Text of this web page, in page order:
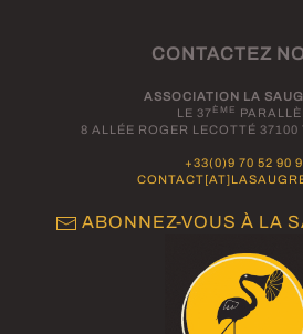
CONTACTEZ
ASSOCIATION LA
LE 37 ÈME
8 ALLÉE ROGER LECOTTÉ 37100
+33(0)9 70 52 90
ABONNEZ-VOUS À LA